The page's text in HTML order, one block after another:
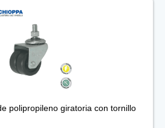
polipropileno giratoria con tornillo